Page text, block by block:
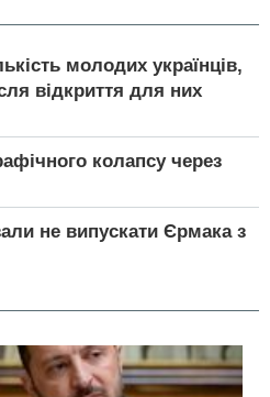
молодих українців,
відкриття для них
колапсу через
не випускати Єрмака з